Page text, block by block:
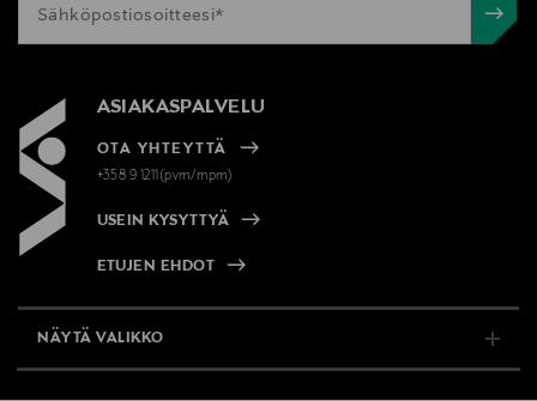
ASIAKASPALVELU
OTA YHTEYTTÄ
+358 9 1211(pvm/mpm)
USEIN KYSYTTYÄ
ETUJEN EHDOT
NÄYTÄ VALIKKO